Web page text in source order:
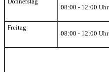
08:00 - 12:00 Uhr
Freitag
08:00 - 12:00 Uhr